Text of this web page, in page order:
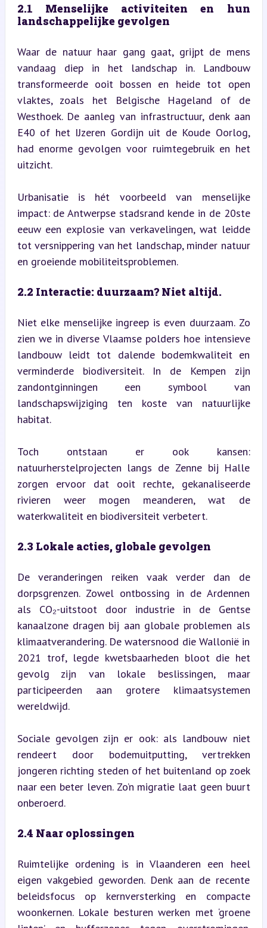
2.1 Menselijke activiteiten en hun
landschappelijke gevolgen
Waar de natuur haar gang gaat, grijpt de mens
vandaag diep in het landschap in. Landbouw
transformeerde ooit bossen en heide tot open
vlaktes, zoals het Belgische Hageland of de
Westhoek. De aanleg van infrastructuur, denk aan
E40 of het IJzeren Gordijn uit de Koude Oorlog,
had enorme gevolgen voor ruimtegebruik en het
uitzicht.
Urbanisatie is hét voorbeeld van menselijke
impact: de Antwerpse stadsrand kende in de 20ste
eeuw een explosie van verkavelingen, wat leidde
tot versnippering van het landschap, minder natuur
en groeiende mobiliteitsproblemen.
2.2 Interactie: duurzaam? Niet altijd.
Niet elke menselijke ingreep is even duurzaam. Zo
zien we in diverse Vlaamse polders hoe intensieve
landbouw leidt tot dalende bodemkwaliteit en
verminderde biodiversiteit. In de Kempen zijn
zandontginningen een symbool van
landschapswijziging ten koste van natuurlijke
habitat.
Toch ontstaan er ook kansen:
natuurherstelprojecten langs de Zenne bij Halle
zorgen ervoor dat ooit rechte, gekanaliseerde
rivieren weer mogen meanderen, wat de
waterkwaliteit en biodiversiteit verbetert.
2.3 Lokale acties, globale gevolgen
De veranderingen reiken vaak verder dan de
dorpsgrenzen. Zowel ontbossing in de Ardennen
als CO₂-uitstoot door industrie in de Gentse
kanaalzone dragen bij aan globale problemen als
klimaatverandering. De watersnood die Wallonië in
2021 trof, legde kwetsbaarheden bloot die het
gevolg zijn van lokale beslissingen, maar
participeerden aan grotere klimaatsystemen
wereldwijd.
Sociale gevolgen zijn er ook: als landbouw niet
rendeert door bodemuitputting, vertrekken
jongeren richting steden of het buitenland op zoek
naar een beter leven. Zo’n migratie laat geen buurt
onberoerd.
2.4 Naar oplossingen
Ruimtelijke ordening is in Vlaanderen een heel
eigen vakgebied geworden. Denk aan de recente
beleidsfocus op kernversterking en compacte
woonkernen. Lokale besturen werken met ‘groene